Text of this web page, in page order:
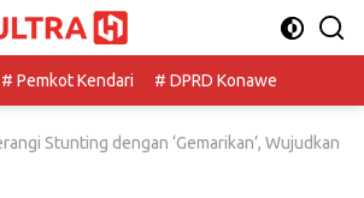
# Pemkot Kendari # DPRD Konawe
Stunting dengan ‘Gemarikan’, Wujudkan